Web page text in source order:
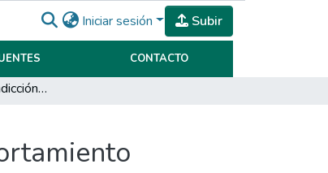
Iniciar sesión Subir
CONTACTO
Análisis Criminal: la adicción y su impacto en el comportamiento criminal